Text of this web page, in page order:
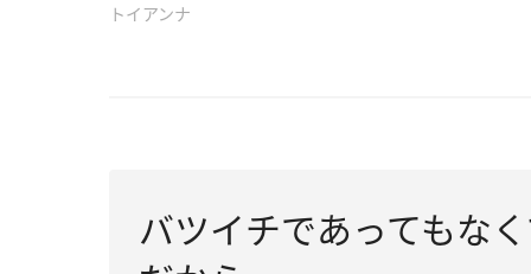
トイアンナ
バツイチであってもな